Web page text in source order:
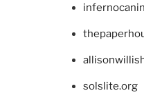
solslite.org